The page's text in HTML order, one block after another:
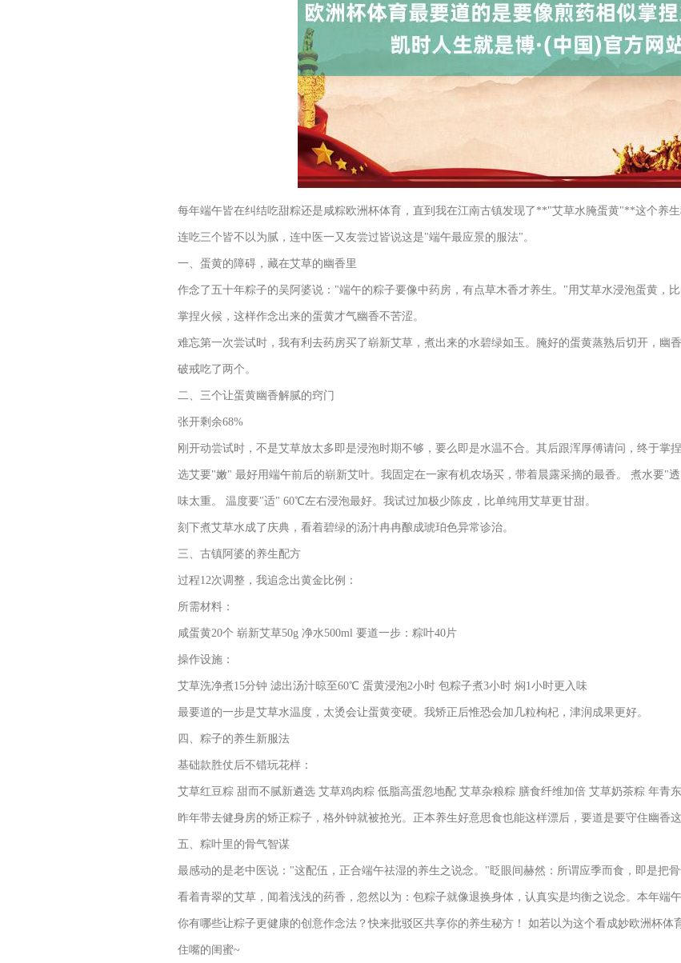
每年端午皆在纠结吃甜粽还是咸粽欧洲杯体育，直到我在江南古镇发现了**"艾草水腌蛋黄"**这个养
连吃三个皆不以为腻，连中医一又友尝过皆说这是"端午最应景的服法"。
一、蛋黄的障碍，藏在艾草的幽香里
作念了五十年粽子的吴阿婆说："端午的粽子要像中药房，有点草木香才养生。"用艾草水浸泡蛋黄，
掌捏火候，这样作念出来的蛋黄才气幽香不苦涩。
难忘第一次尝试时，我有利去药房买了崭新艾草，煮出来的水碧绿如玉。腌好的蛋黄蒸熟后切开，幽
破戒吃了两个。
二、三个让蛋黄幽香解腻的窍门
张开剩余68%
刚开动尝试时，不是艾草放太多即是浸泡时期不够，要么即是水温不合。其后跟浑厚傅请问，终于掌捏
选艾要"嫩" 最好用端午前后的崭新艾叶。我固定在一家有机农场买，带着晨露采摘的最香。 煮水要"
味太重。 温度要"适" 60℃左右浸泡最好。我试过加极少陈皮，比单纯用艾草更甘甜。
刻下煮艾草水成了庆典，看着碧绿的汤汁冉冉酿成琥珀色异常诊治。
三、古镇阿婆的养生配方
过程12次调整，我追念出黄金比例：
所需材料：
咸蛋黄20个 崭新艾草50g 净水500ml 要道一步：粽叶40片
操作设施：
艾草洗净煮15分钟 滤出汤汁晾至60℃ 蛋黄浸泡2小时 包粽子煮3小时 焖1小时更入味
最要道的一步是艾草水温度，太烫会让蛋黄变硬。我矫正后惟恐会加几粒枸杞，津润成果更好。
四、粽子的养生新服法
基础款胜仗后不错玩花样：
艾草红豆粽 甜而不腻新遴选 艾草鸡肉粽 低脂高蛋忽地配 艾草杂粮粽 膳食纤维加倍 艾草奶茶粽 年青
昨年带去健身房的矫正粽子，格外钟就被抢光。正本养生好意思食也能这样漂后，要道是要守住幽香这
五、粽叶里的骨气智谋
最感动的是老中医说："这配伍，正合端午祛湿的养生之说念。"眨眼间赫然：所谓应季而食，即是把骨
看着青翠的艾草，闻着浅浅的药香，忽然以为：包粽子就像退换身体，认真实是均衡之说念。本年端
你有哪些让粽子更健康的创意作念法？快来批驳区共享你的养生秘方！ 如若以为这个看成妙欧洲杯体
住嘴的闺蜜~